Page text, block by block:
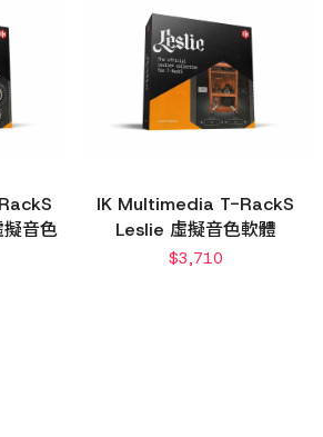
音色
IK Multimedia T-RackS
Leslie 虛擬音色軟體
$3,710